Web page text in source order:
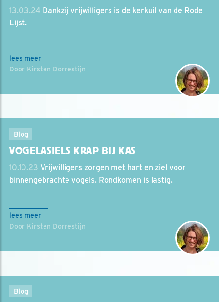
13.03.24 Dankzij vrijwilligers is de kerkuil van de Rode
Lijst.
lees meer
Door Kirsten Dorrestijn
Blog
VOGELASIELS KRAP BIJ KAS
10.10.23 Vrijwilligers zorgen met hart en ziel voor
binnengebrachte vogels. Rondkomen is lastig.
lees meer
Door Kirsten Dorrestijn
Blog